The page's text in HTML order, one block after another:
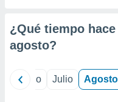
e
¿Qué tiempo
agosto?
Junio Julio Agosto